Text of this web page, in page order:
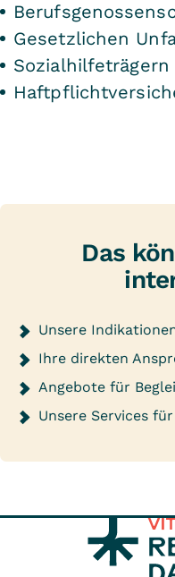
Gesetzlichen
Sozialhilfeträgern
Das
Unsere
Ihre direkten
Angebote für
Unsere Services